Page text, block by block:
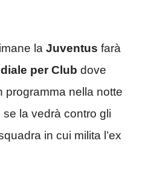
la Juventus farà
per Club dove
programma nella notte
la vedrà contro gli
in cui milita l’ex